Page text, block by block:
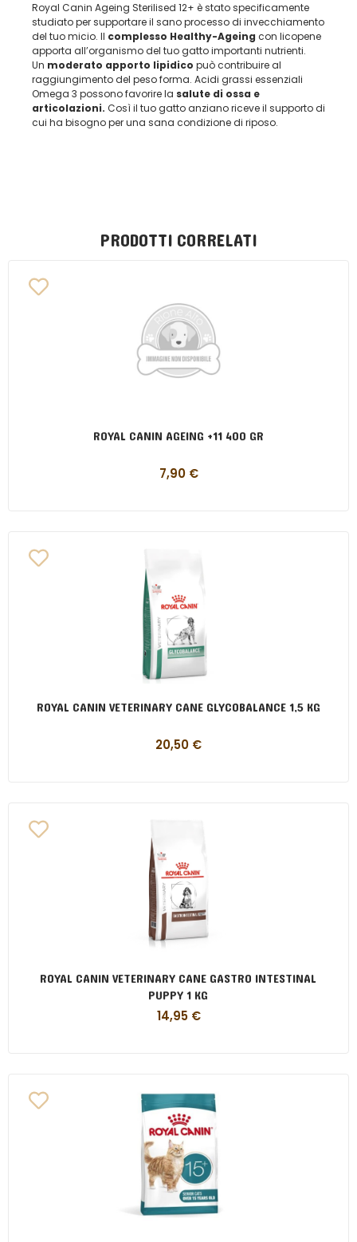
Royal Canin Ageing Sterilised 12+ è stato specificamente
studiato per supportare il sano processo di invecchiamento
del tuo micio. Il complesso Healthy-Ageing con licopene
apporta all’organismo del tuo gatto importanti nutrienti.
Un moderato apporto lipidico può contribuire al
raggiungimento del peso forma. Acidi grassi essenziali
Omega 3 possono favorire la salute di ossa e
articolazioni. Così il tuo gatto anziano riceve il supporto di
cui ha bisogno per una sana condizione di riposo.
PRODOTTI CORRELATI
ROYAL CANIN AGEING +11 400 GR
7,90 €
ROYAL CANIN VETERINARY CANE GLYCOBALANCE 1,5 KG
20,50 €
ROYAL CANIN VETERINARY CANE GASTRO INTESTINAL
PUPPY 1 KG
14,95 €